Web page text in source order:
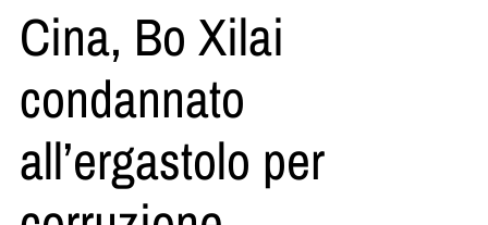
Cina, Bo Xilai
condannato
all’ergastolo per